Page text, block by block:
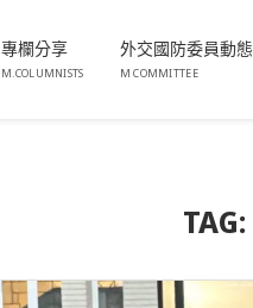
專欄分享
M.COLUMNISTS
外交國防委員動態
M COMMITTEE
TAG: